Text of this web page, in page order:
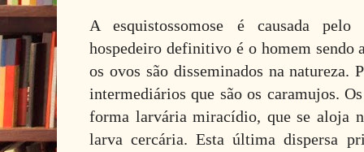
A esquistossomose é causada pelo
hospedeiro definitivo é o homem sendo
os ovos são disseminados na natureza.
intermediários que são os caramujos.
forma larvária miracídio, que se aloja
larva cercária. Esta última dispersa